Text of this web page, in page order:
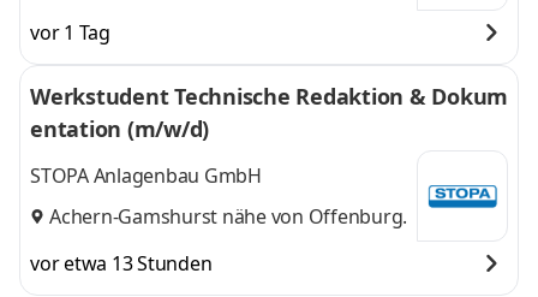
vor 1 Tag
Werkstudent Technische Redaktion & Dokum
entation (m/w/d)
STOPA Anlagenbau GmbH
Achern-Gamshurst nähe von Offenburg.
vor etwa 13 Stunden